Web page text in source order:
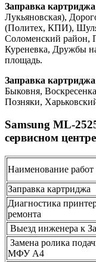
Заправка
Лукьяновская),
(Политех, КПИ),
Соломенский район,
Куреневка, Дружбы
площадь.
Заправка
Быковня,
Позняки,
Samsung ML-
сервисном центре
Наименование работ
Заправка картриджа
Диагностика
ремонта
Выезд инженера к
Замена ролика
МФУ А4